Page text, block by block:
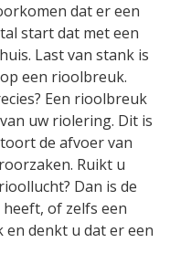
dat er een
start dat met een
Last van stank is
een rioolbreuk.
Een rioolbreuk
uw riolering. Dit is
de afvoer van
Ruikt u
Dan is de
of zelfs een
denkt u dat er een